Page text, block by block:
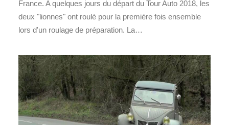
France. A quelques jours du départ du Tour Auto 2018, les
deux "lionnes" ont roulé pour la première fois ensemble
lors d'un roulage de préparation. La…